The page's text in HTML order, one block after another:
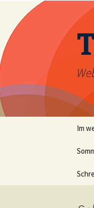
Inhalt
springen
Im